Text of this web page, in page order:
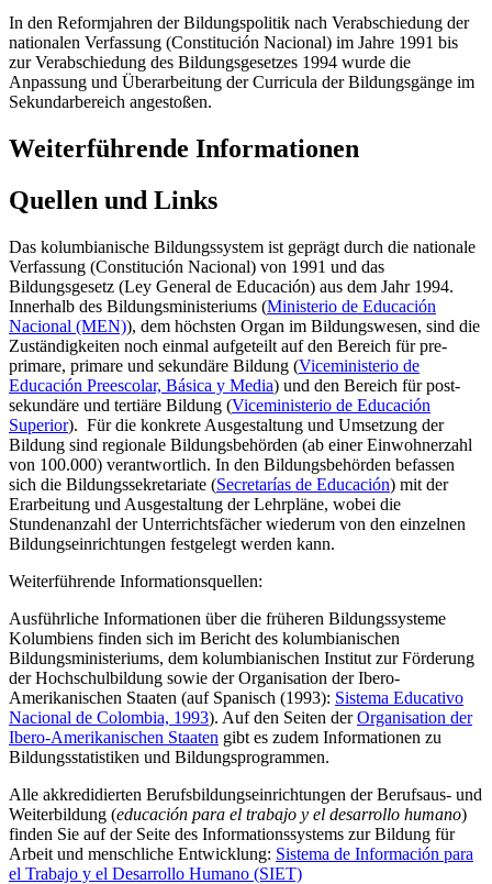
In den Reformjahren der Bildungspolitik nach Verabschiedung der
nationalen Verfassung (Constitución Nacional) im Jahre 1991 bis
zur Verabschiedung des Bildungsgesetzes 1994 wurde die
Anpassung und Überarbeitung der Curricula der Bildungsgänge im
Sekundarbereich angestoßen.
Weiterführende Informationen
Quellen und Links
Das kolumbianische Bildungssystem ist geprägt durch die nationale
Verfassung (Constitución Nacional) von 1991 und das
Bildungsgesetz (Ley General de Educación) aus dem Jahr 1994.
Innerhalb des Bildungsministeriums (Ministerio de Educación
Nacional (MEN)), dem höchsten Organ im Bildungswesen, sind die
Zuständigkeiten noch einmal aufgeteilt auf den Bereich für pre-
primare, primare und sekundäre Bildung (Viceministerio de
Educación Preescolar, Básica y Media) und den Bereich für post-
sekundäre und tertiäre Bildung (Viceministerio de Educación
Superior). Für die konkrete Ausgestaltung und Umsetzung der
Bildung sind regionale Bildungsbehörden (ab einer Einwohnerzahl
von 100.000) verantwortlich. In den Bildungsbehörden befassen
sich die Bildungssekretariate (Secretarías de Educación) mit der
Erarbeitung und Ausgestaltung der Lehrpläne, wobei die
Stundenanzahl der Unterrichtsfächer wiederum von den einzelnen
Bildungseinrichtungen festgelegt werden kann.
Weiterführende Informationsquellen:
Ausführliche Informationen über die früheren Bildungssysteme
Kolumbiens finden sich im Bericht des kolumbianischen
Bildungsministeriums, dem kolumbianischen Institut zur Förderung
der Hochschulbildung sowie der Organisation der Ibero-
Amerikanischen Staaten (auf Spanisch (1993): Sistema Educativo
Nacional de Colombia, 1993). Auf den Seiten derOrganisation der
Ibero-Amerikanischen Staaten gibt es zudem Informationen zu
Bildungsstatistiken und Bildungsprogrammen.
Alle akkredidierten Berufsbildungseinrichtungen der Berufsaus- und
Weiterbildung (educación para el trabajo y el desarrollo humano)
finden Sie auf der Seite des Informationssystems zur Bildung für
Arbeit und menschliche Entwicklung: Sistema de Información para
el Trabajo y el Desarrollo Humano (SIET)